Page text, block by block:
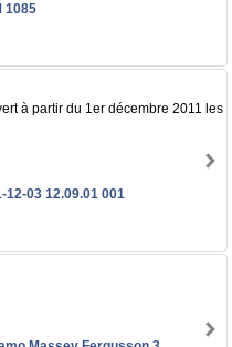
1085
à partir du 1er décembre 2011 les
12-03 12.09.01 001